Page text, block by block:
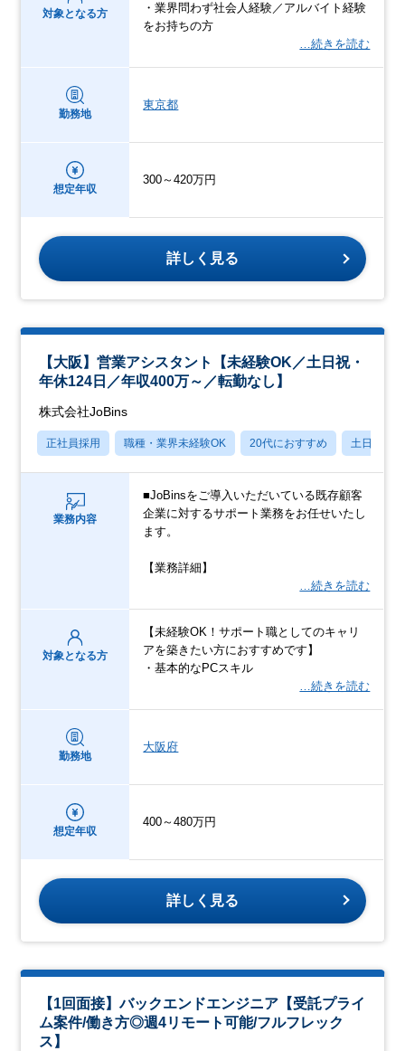
対象となる方
・業界問わず社会人経験／アルバイト経験
をお持ちの方
…続きを読む
勤務地
東京都
想定年収
300～420万円
詳しく見る
【大阪】営業アシスタント【未経験OK／土日祝・
年休124日／年収400万～／転勤なし】
株式会社JoBins
正社員採用 職種・業界未経験OK 20代におすすめ 土日祝休み
業務内容
■JoBinsをご導入いただいている既存顧客
企業に対するサポート業務をお任せいたし
ます。
【業務詳細】
…続きを読む
対象となる方
【未経験OK！サポート職としてのキャリ
アを築きたい方におすすめです】
・基本的なPCスキル
…続きを読む
勤務地
大阪府
想定年収
400～480万円
詳しく見る
【1回面接】バックエンドエンジニア【受託プライ
ム案件/働き方◎週4リモート可能/フルフレック
ス】